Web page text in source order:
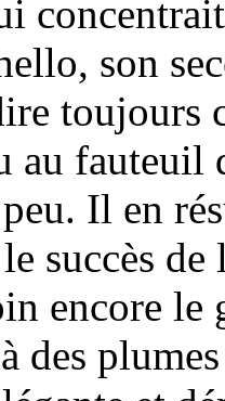
son
toujours
au fauteuil
Il en
succès
encore le
des